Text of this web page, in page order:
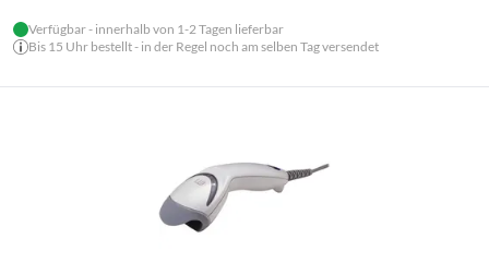
Verfügbar - innerhalb von 1-2 Tagen lieferbar
Bis 15 Uhr bestellt - in der Regel noch am selben Tag versendet